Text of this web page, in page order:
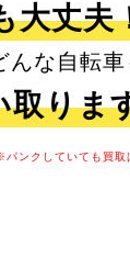
大丈夫
んな自転車
取りま
パンクしていても買取